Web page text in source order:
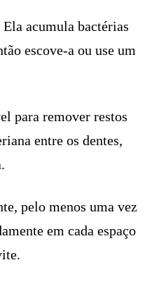
acumula bactérias
escove-a ou use um
para remover restos
entre os dentes,
pelo menos uma vez
em cada espaço